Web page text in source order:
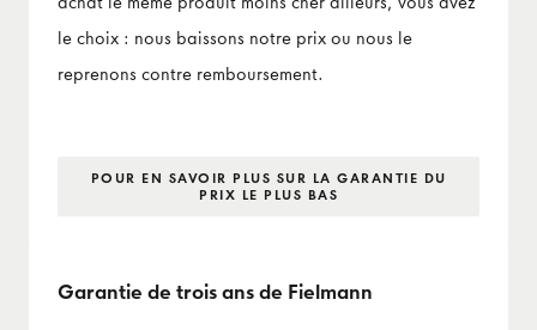
le choix : nous baissons notre prix ou nous le
reprenons contre remboursement.
POUR EN SAVOIR PLUS SUR LA GARANTIE DU
PRIX LE PLUS BAS
Garantie de trois ans de Fielmann